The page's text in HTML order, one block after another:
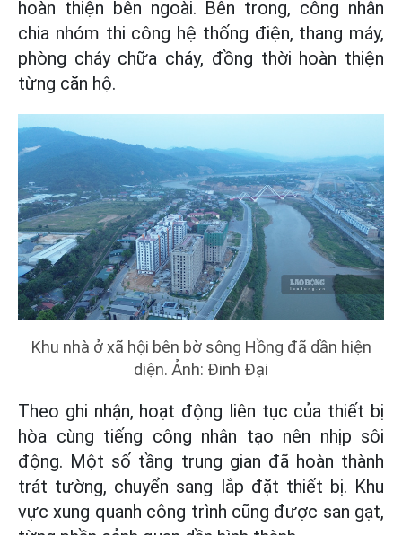
hoàn thiện bên ngoài. Bên trong, công nhân
chia nhóm thi công hệ thống điện, thang máy,
phòng cháy chữa cháy, đồng thời hoàn thiện
từng căn hộ.
Khu nhà ở xã hội bên bờ sông Hồng đã dần hiện
diện. Ảnh: Đinh Đại
Theo ghi nhận, hoạt động liên tục của thiết bị
hòa cùng tiếng công nhân tạo nên nhịp sôi
động. Một số tầng trung gian đã hoàn thành
trát tường, chuyển sang lắp đặt thiết bị. Khu
vực xung quanh công trình cũng được san gạt,